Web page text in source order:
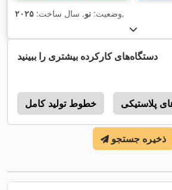
وضعیت: نو, سال ساخت: ۲۰۲۵ ,
دستگاه‌های کارکرده بیشتری را ببینید
خطوط تولید کامل پلاستیکی
ذخیره جستجو